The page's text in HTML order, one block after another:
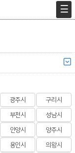
광주시 구리시
부천시 성남시
안양시 양주시
용인시 의왕시